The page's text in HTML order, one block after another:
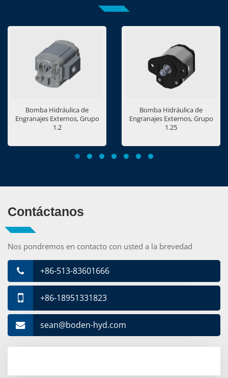
Bomba Hidráulica de
Engranajes Externos, Grupo
1.2
Bomba Hidráulica de
Engranajes Externos, Grupo
1.25
Contáctanos
Nos pondremos en contacto con usted a la brevedad
+86-513-83601666
+86-18951331823
sean@boden-hyd.com